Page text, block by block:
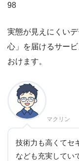
98
実態が見えにくい
心」を届けるサー
おけます。
マクリン
技術力も高くてセ
なども充実してい